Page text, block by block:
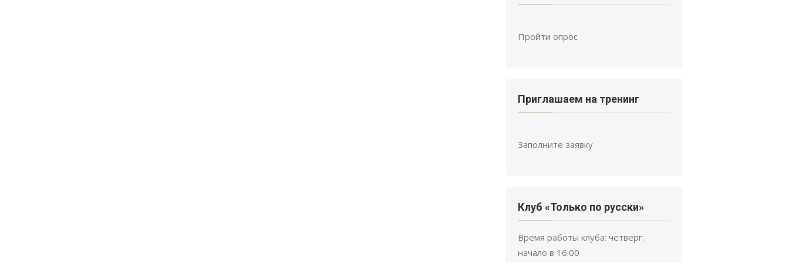
Пройти опрос
Приглашаем на тренинг
Заполните заявку
Клуб «Только по русски»
Время работы клуба: четверг:
начало в 16:00